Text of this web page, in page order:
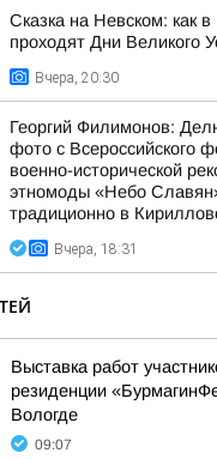
Сказка на Невском: как в
проходят Дни Великого
Вчера, 20:30
Георгий Филимонов:
фото с Всероссийского
военно-исторической
этномоды «Небо
традиционно в
Вчера, 18:31
Выставка работ
резиденции
Вологде
09:07